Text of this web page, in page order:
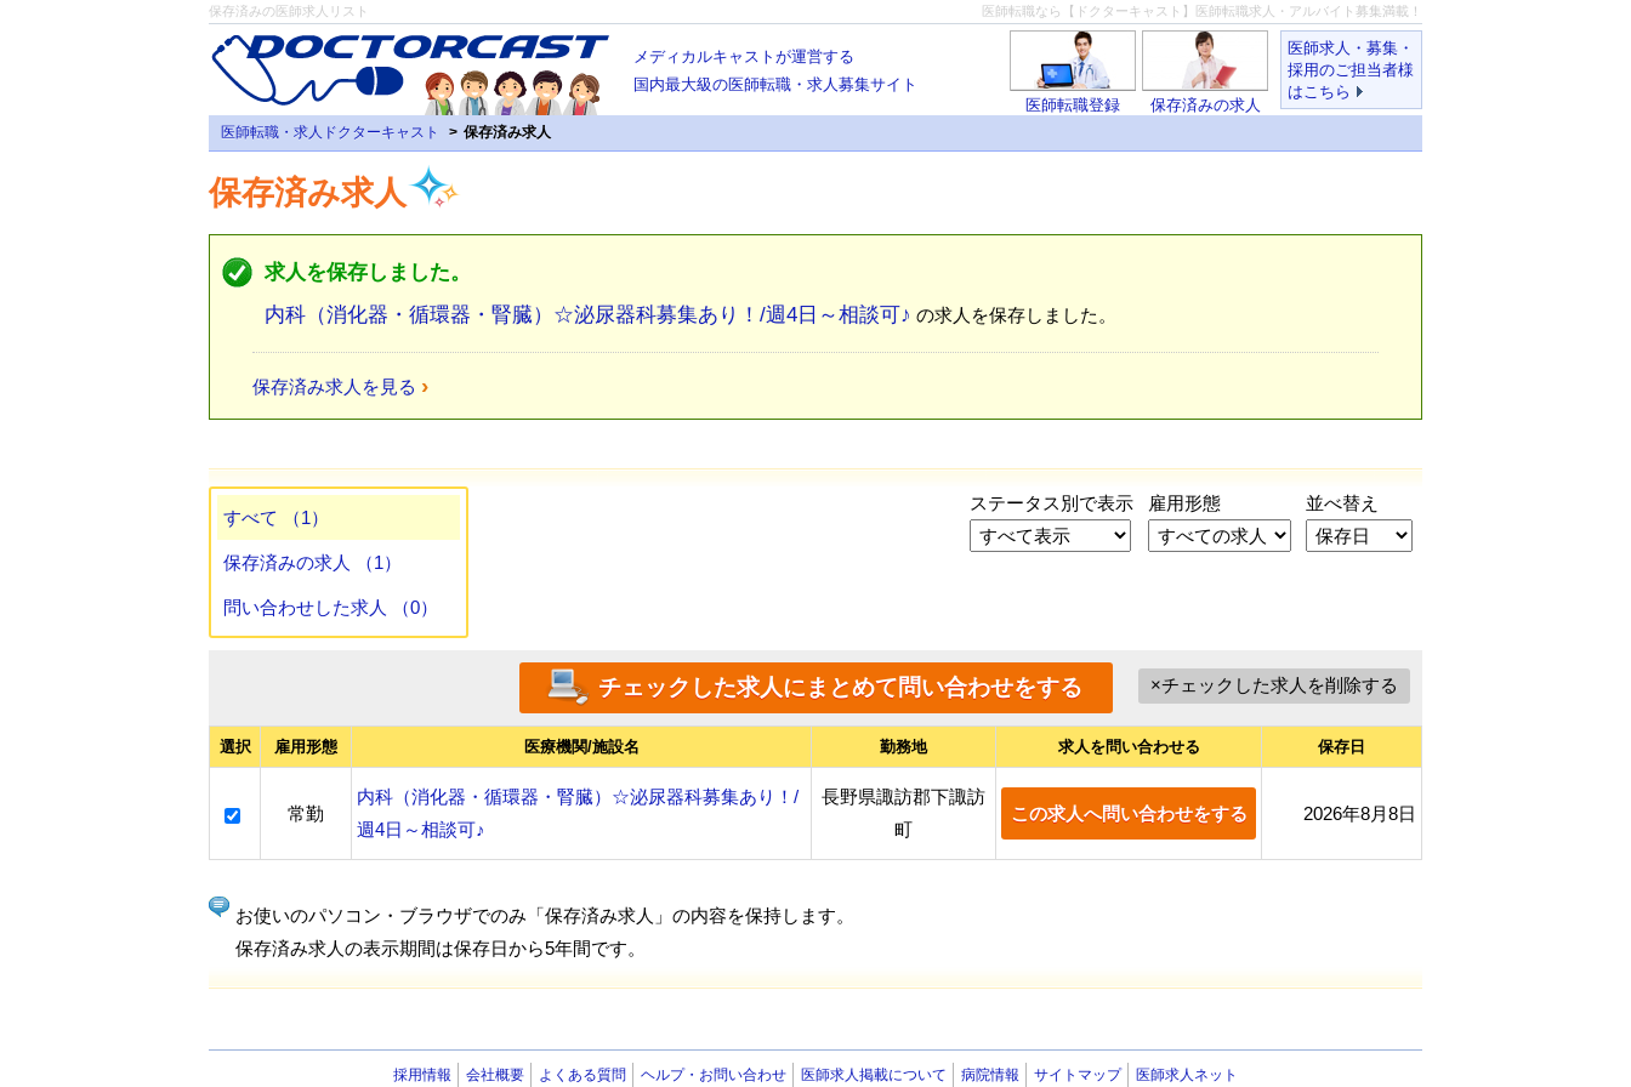
保存済みの医師求人リスト 医師転職なら【ドクターキャスト】医師転職求人・アルバイト募集満載！
メディカルキャストが運営する
国内最大級の医師転職・求人募集サイト
医師求人・募集・
採用のご担当者様
はこちら
保存済みの求人
医師転職登録
医師転職・求人ドクターキャスト 保存済み求人
保存済み求人
求人を保存しました。
内科（消化器・循環器・腎臓）☆泌尿器科募集あり！/週4日～相談可♪ の求人を保存しました。
保存済み求人を見る ›
すべて （1）
保存済みの求人 （1）
問い合わせした求人 （0）
ステータス別で表示 雇用形態 並べ替え
選択 雇用形態 医療機関/施設名 勤務地 求人を問い合わせる 保存日
常勤
内科（消化器・循環器・腎臓）☆泌尿器科募集あり！/
週4日～相談可♪
長野県諏訪郡下諏訪
町
この求人へ問い合わせをする 2026年8月8日
お使いのパソコン・ブラウザでのみ「保存済み求人」の内容を保持します。
保存済み求人の表示期間は保存日から5年間です。
採用情報 会社概要 よくある質問 ヘルプ・お問い合わせ 医師求人掲載について 病院情報 サイトマップ 医師求人ネット